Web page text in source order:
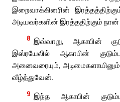
இறைவாக்கினரின்
அடியவர்களின் இரத்ததிற்கும்
8 இவ்வாறு, ஆகாபின்
இஸ்ரயேலில் ஆகாபின்
அனைவரையும், அடிமைகளாயினும்
வீழ்த்துவேன்.
9 இந்த ஆகாபின்